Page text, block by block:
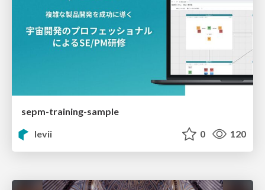
sepm-training-sample
levii
0 120